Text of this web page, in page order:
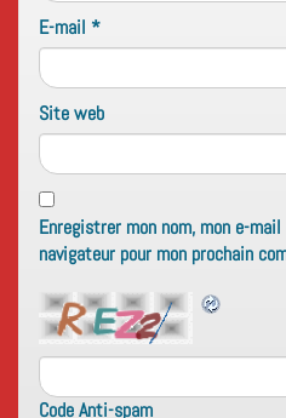
E-mail *
Site web
Enregistrer mon nom, mon e-
navigateur pour mon prochain
Code Anti-spam